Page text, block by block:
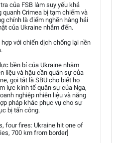
của FSB làm suy yếu khả
quanh Crimea bị tạm chiếm và
chính là điểm nghẽn hàng hải
của Ukraine nhắm đến.
với chiến dịch chống lại nền
bền bỉ của Ukraine nhằm
liệu và hậu cần quân sự của
gọi tắt là SBU cho biết họ
lực kinh tế quân sự của Nga,
nghiệp nhiên liệu và năng
pháp khác phục vụ cho sự
bị tấn công.
four fires: Ukraine hit one of
700 km from border]